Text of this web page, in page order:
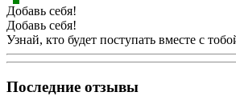
Добавь себя!
Добавь себя!
Узнай, кто будет поступать вместе с
Последние отзывы